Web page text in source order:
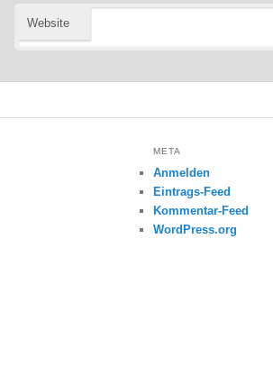
Website
META
Anmelden
Eintrags-Feed
Kommentar-Feed
WordPress.org